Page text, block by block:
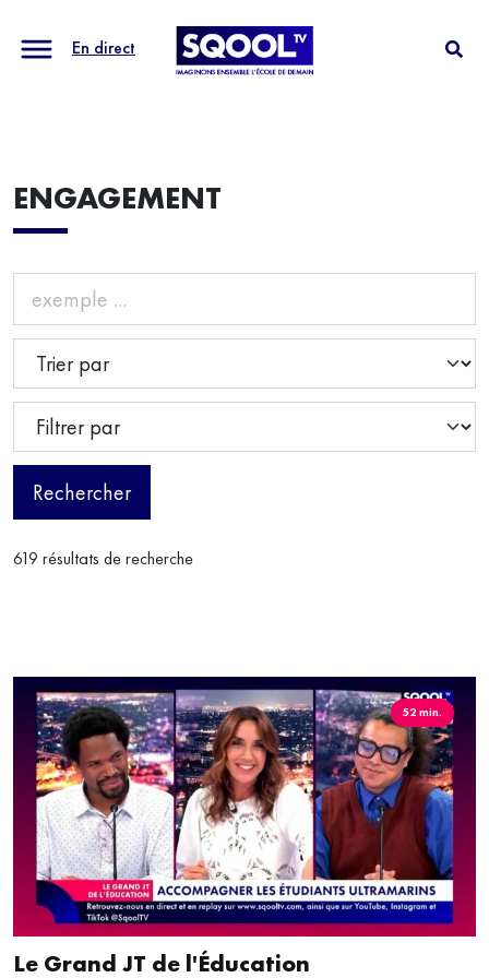
En direct
ENGAGEMENT
Rechercher
619 résultats de recherche
52 min.
Le Grand JT de l'Éducation